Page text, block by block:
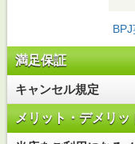
満足保証
キャンセル規定
メリット・デメリッ